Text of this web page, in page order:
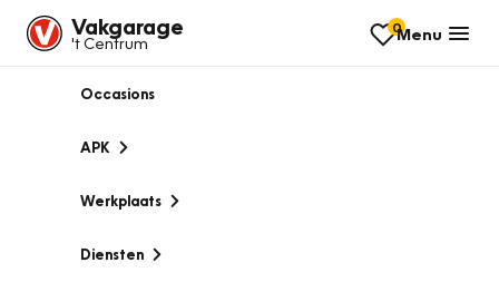
Vakgarage
't Centrum
0Menu
Occasions
APK
Werkplaats
Diensten